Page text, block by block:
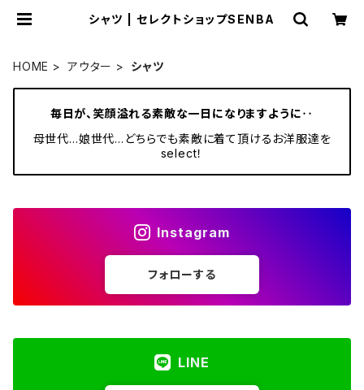
シャツ | セレクトショップSENBA
HOME アウター シャツ
毎日が、笑顔溢れる素敵な一日になりますように‥
母世代…娘世代…どちらでも素敵に着て頂けるお洋服達を
select！
Instagram
フォローする
LINE